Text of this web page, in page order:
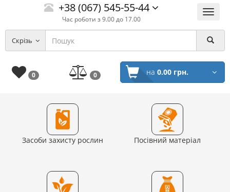
Меню
+38 (067) 545-55-44
Час роботи з 9.00 до 17.00
Скрізь
0 0 на 0.00 грн.
Засоби захисту рослин Посівний матеріал